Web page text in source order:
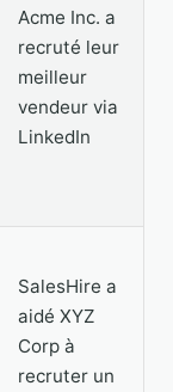
Acme Inc. a
recruté leur
meilleur
vendeur via
LinkedIn
SalesHire a
aidé XYZ
Corp à
recruter un